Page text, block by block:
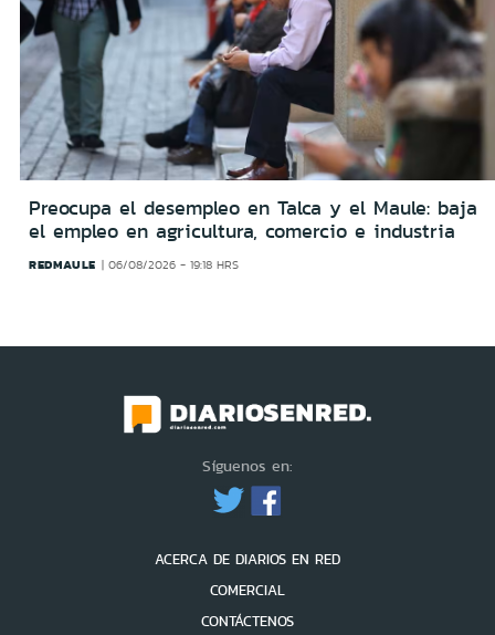
Preocupa el desempleo en Talca y el Maule: baja
el empleo en agricultura, comercio e industria
REDMAULE 06/08/2026 - 19:18 HRS
Síguenos en:
ACERCA DE DIARIOS EN RED
COMERCIAL
CONTÁCTENOS